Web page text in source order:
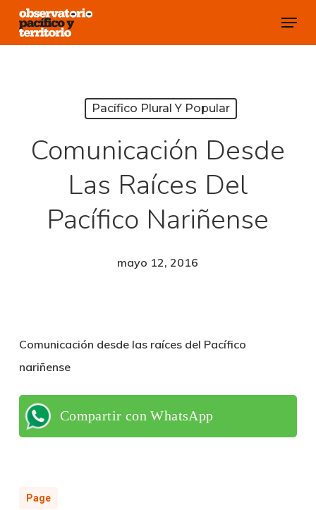
Skip
Menu
Pacífico Plural Y Popular
Comunicación Desde
Las Raíces Del
Pacífico Nariñense
mayo 12, 2016
Comunicación desde las raíces del Pacífico
nariñense
Compartir con WhatsApp
Page
Close